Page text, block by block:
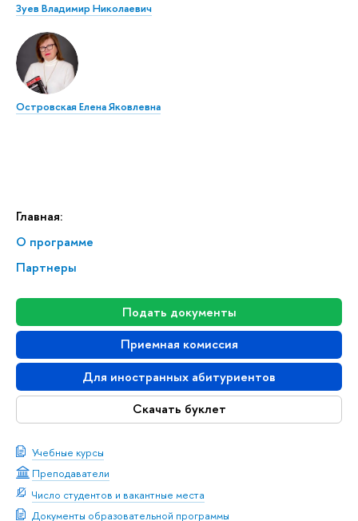
Главная:
О программе
Партнеры
Подать документы
Приемная комиссия
Для иностранных абитуриентов
Скачать буклет
Учебные курсы
Преподаватели
Число студентов и вакантные места
Документы образовательной программы
Зуев Владимир Николаевич
Островская Елена Яковлевна